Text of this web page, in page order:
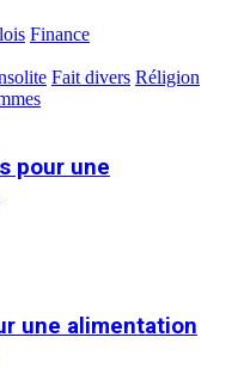
Finance
Fait divers Réligion
pour une
une alimentation